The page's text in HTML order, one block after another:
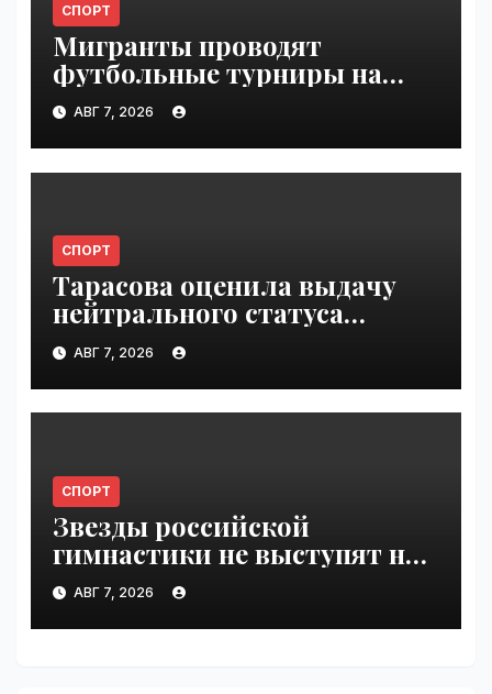
СПОРТ
Мигранты проводят
футбольные турниры на
пляже в Сеуте | VseTime.ru
АВГ 7, 2026
СПОРТ
Тарасова оценила выдачу
нейтрального статуса
Валиевой и Трусовой |
VseTime.ru
АВГ 7, 2026
СПОРТ
Звезды российской
гимнастики не выступят на
ЧЕ из-за отказа в визах |
VseTime.ru
АВГ 7, 2026